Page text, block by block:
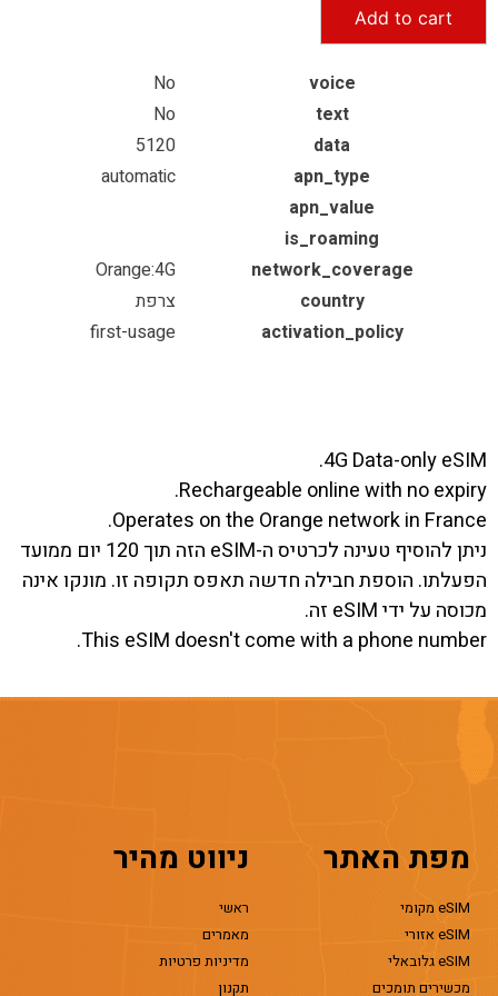
Add to cart
voice
No
text
No
data
5120
apn_type
automatic
apn_value
is_roaming
network_coverage
Orange:4G
country
צרפת
activation_policy
first-usage
4G Data-only eSIM.
Rechargeable online with no expiry.
Operates on the Orange network in France.
ניתן להוסיף טעינה לכרטיס ה-eSIM הזה תוך 120 יום ממועד
הפעלתו. הוספת חבילה חדשה תאפס תקופה זו. מונקו אינה
מכוסה על ידי eSIM זה.
This eSIM doesn't come with a phone number.
מפת האתר
eSIM מקומי
eSIM אזורי
eSIM גלובאלי
מכשירים תומכים
ניווט מהיר
ראשי
מאמרים
מדיניות פרטיות
תקנון